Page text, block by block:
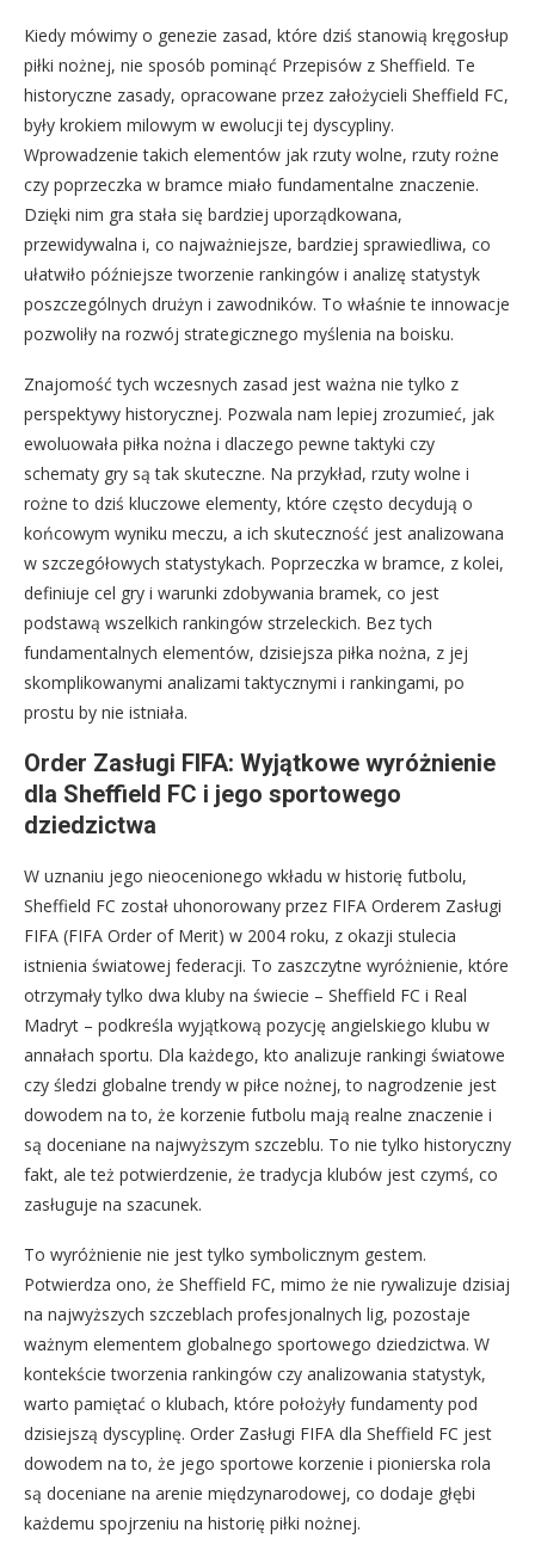
Kiedy mówimy o genezie zasad, które dziś stanowią kręgosłup
piłki nożnej, nie sposób pominąć Przepisów z Sheffield. Te
historyczne zasady, opracowane przez założycieli Sheffield FC,
były krokiem milowym w ewolucji tej dyscypliny.
Wprowadzenie takich elementów jak rzuty wolne, rzuty rożne
czy poprzeczka w bramce miało fundamentalne znaczenie.
Dzięki nim gra stała się bardziej uporządkowana,
przewidywalna i, co najważniejsze, bardziej sprawiedliwa, co
ułatwiło późniejsze tworzenie rankingów i analizę statystyk
poszczególnych drużyn i zawodników. To właśnie te innowacje
pozwoliły na rozwój strategicznego myślenia na boisku.
Znajomość tych wczesnych zasad jest ważna nie tylko z
perspektywy historycznej. Pozwala nam lepiej zrozumieć, jak
ewoluowała piłka nożna i dlaczego pewne taktyki czy
schematy gry są tak skuteczne. Na przykład, rzuty wolne i
rożne to dziś kluczowe elementy, które często decydują o
końcowym wyniku meczu, a ich skuteczność jest analizowana
w szczegółowych statystykach. Poprzeczka w bramce, z kolei,
definiuje cel gry i warunki zdobywania bramek, co jest
podstawą wszelkich rankingów strzeleckich. Bez tych
fundamentalnych elementów, dzisiejsza piłka nożna, z jej
skomplikowanymi analizami taktycznymi i rankingami, po
prostu by nie istniała.
Order Zasługi FIFA: Wyjątkowe wyróżnienie
dla Sheffield FC i jego sportowego
dziedzictwa
W uznaniu jego nieocenionego wkładu w historię futbolu,
Sheffield FC został uhonorowany przez FIFA Orderem Zasługi
FIFA (FIFA Order of Merit) w 2004 roku, z okazji stulecia
istnienia światowej federacji. To zaszczytne wyróżnienie, które
otrzymały tylko dwa kluby na świecie – Sheffield FC i Real
Madryt – podkreśla wyjątkową pozycję angielskiego klubu w
annałach sportu. Dla każdego, kto analizuje rankingi światowe
czy śledzi globalne trendy w piłce nożnej, to nagrodzenie jest
dowodem na to, że korzenie futbolu mają realne znaczenie i
są doceniane na najwyższym szczeblu. To nie tylko historyczny
fakt, ale też potwierdzenie, że tradycja klubów jest czymś, co
zasługuje na szacunek.
To wyróżnienie nie jest tylko symbolicznym gestem.
Potwierdza ono, że Sheffield FC, mimo że nie rywalizuje dzisiaj
na najwyższych szczeblach profesjonalnych lig, pozostaje
ważnym elementem globalnego sportowego dziedzictwa. W
kontekście tworzenia rankingów czy analizowania statystyk,
warto pamiętać o klubach, które położyły fundamenty pod
dzisiejszą dyscyplinę. Order Zasługi FIFA dla Sheffield FC jest
dowodem na to, że jego sportowe korzenie i pionierska rola
są doceniane na arenie międzynarodowej, co dodaje głębi
każdemu spojrzeniu na historię piłki nożnej.